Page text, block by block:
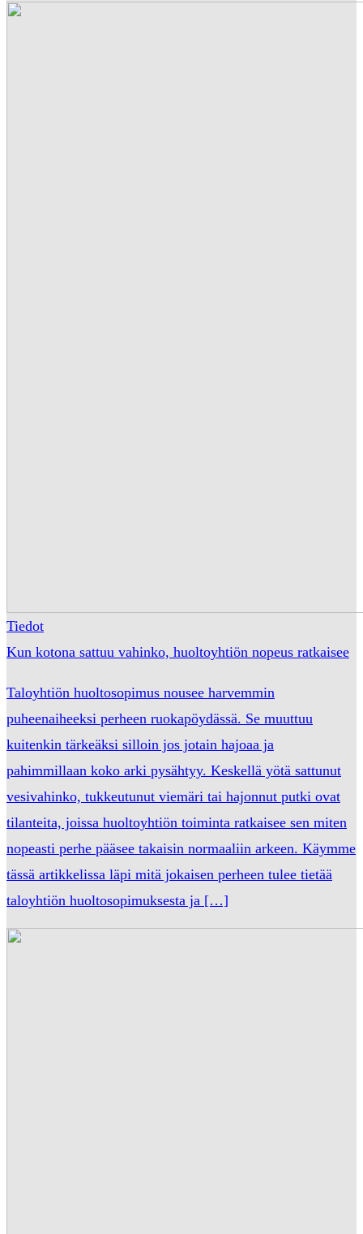
Tiedot
Kun kotona sattuu vahinko, huoltoyhtiön nopeus ratkaisee
Taloyhtiön huoltosopimus nousee harvemmin
puheenaiheeksi perheen ruokapöydässä. Se muuttuu
kuitenkin tärkeäksi silloin jos jotain hajoaa ja
pahimmillaan koko arki pysähtyy. Keskellä yötä sattunut
vesivahinko, tukkeutunut viemäri tai hajonnut putki ovat
tilanteita, joissa huoltoyhtiön toiminta ratkaisee sen miten
nopeasti perhe pääsee takaisin normaaliin arkeen. Käymme
tässä artikkelissa läpi mitä jokaisen perheen tulee tietää
taloyhtiön huoltosopimuksesta ja […]